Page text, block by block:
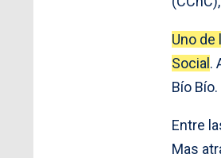
Uno
Social .
Bío Bío.
Entre
Mas